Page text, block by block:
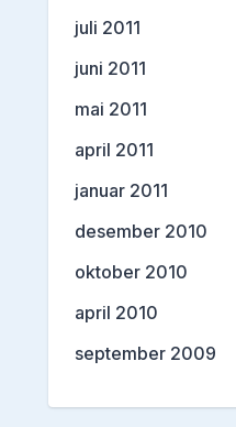
juli 2011
juni 2011
mai 2011
april 2011
januar 2011
desember 2010
oktober 2010
april 2010
september 2009